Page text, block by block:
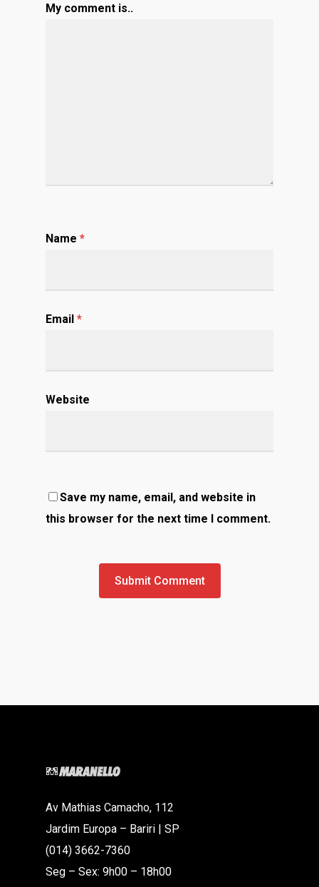
My comment is..
Name *
Email *
Website
Save my name, email, and website in
this browser for the next time I comment.
Av Mathias Camacho, 112
Jardim Europa – Bariri | SP
(014) 3662-7360
Seg – Sex: 9h00 – 18h00